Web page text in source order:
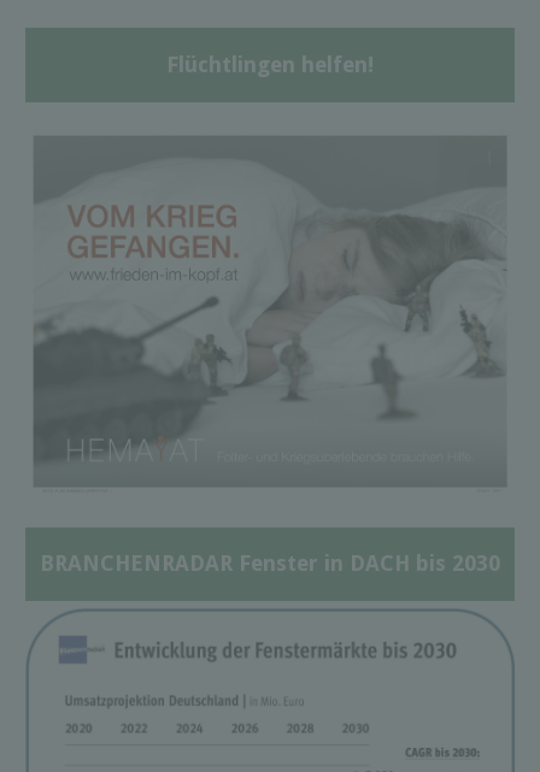
Flüchtlingen helfen!
BRANCHENRADAR Fenster in DACH bis 2030